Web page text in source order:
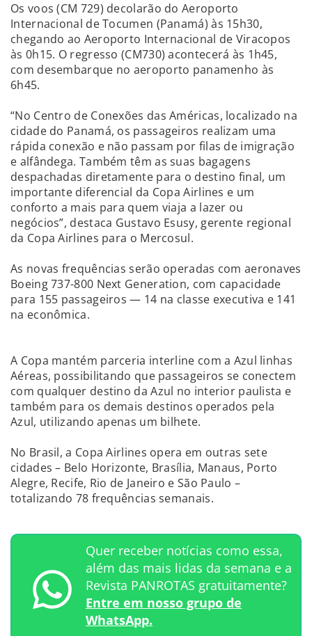
Os voos (CM 729) decolarão do Aeroporto
Internacional de Tocumen (Panamá) às 15h30,
chegando ao Aeroporto Internacional de Viracopos
às 0h15. O regresso (CM730) acontecerá às 1h45,
com desembarque no aeroporto panamenho às
6h45.
“No Centro de Conexões das Américas, localizado na
cidade do Panamá, os passageiros realizam uma
rápida conexão e não passam por filas de imigração
e alfândega. Também têm as suas bagagens
despachadas diretamente para o destino final, um
importante diferencial da Copa Airlines e um
conforto a mais para quem viaja a lazer ou
negócios”, destaca Gustavo Esusy, gerente regional
da Copa Airlines para o Mercosul.
As novas frequências serão operadas com aeronaves
Boeing 737-800 Next Generation, com capacidade
para 155 passageiros — 14 na classe executiva e 141
na econômica.
A Copa mantém parceria interline com a Azul linhas
Aéreas, possibilitando que passageiros se conectem
com qualquer destino da Azul no interior paulista e
também para os demais destinos operados pela
Azul, utilizando apenas um bilhete.
No Brasil, a Copa Airlines opera em outras sete
cidades – Belo Horizonte, Brasília, Manaus, Porto
Alegre, Recife, Rio de Janeiro e São Paulo –
totalizando 78 frequências semanais.
Quer receber notícias como essa,
além das mais lidas da semana e a
Revista PANROTAS gratuitamente?
Entre em nosso grupo de
WhatsApp.